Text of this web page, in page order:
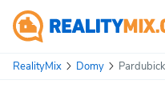
RealityMix Domy